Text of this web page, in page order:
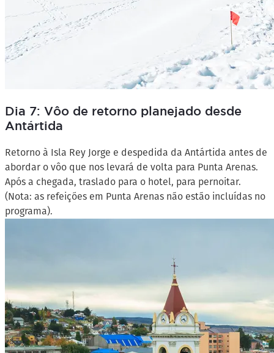
Dia 7: Vôo de retorno planejado desde
Antártida
Retorno à Isla Rey Jorge e despedida da Antártida antes de
abordar o vôo que nos levará de volta para Punta Arenas.
Após a chegada, traslado para o hotel, para pernoitar.
(Nota: as refeições em Punta Arenas não estão incluídas no
programa).